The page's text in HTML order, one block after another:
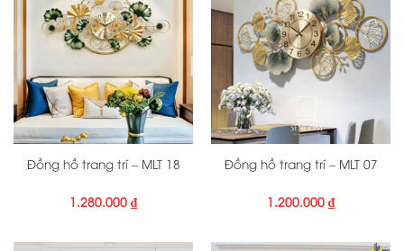
Đồng hồ trang trí – MLT 18
1.280.000 ₫
Đồng hồ trang trí – MLT 07
1.200.000 ₫